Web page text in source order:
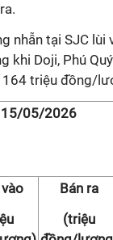
nhẫn tại SJC lùi
khi Doji, Phú
triệu đồng/
15/05/2026
Bán ra
(triệu